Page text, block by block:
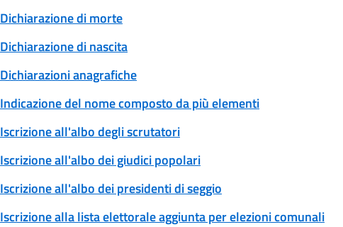
Dichiarazione di morte
Dichiarazione di nascita
Dichiarazioni anagrafiche
Indicazione del nome composto da più elementi
Iscrizione all'albo degli scrutatori
Iscrizione all'albo dei giudici popolari
Iscrizione all'albo dei presidenti di seggio
Iscrizione alla lista elettorale aggiunta per elezioni comunali